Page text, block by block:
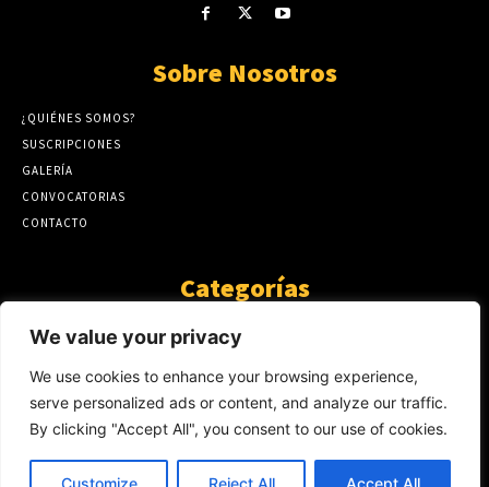
We value your privacy
We use cookies to enhance your browsing experience,
serve personalized ads or content, and analyze our traffic.
By clicking "Accept All", you consent to our use of cookies.
Customize Reject All Accept All
Sobre Nosotros
¿QUIÉNES SOMOS?
SUSCRIPCIONES
GALERÍA
CONVOCATORIAS
CONTACTO
Categorías
ARTÍCULOS
GUANTE DE SEDA
AL CALOR DE LA PALABRA
Y YO QUE SÉ
423
NOTICIAS
234
SIN CATEGORÍA
174